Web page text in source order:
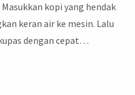
kopi yang hendak
keran air ke mesin. Lalu
dengan cepat…